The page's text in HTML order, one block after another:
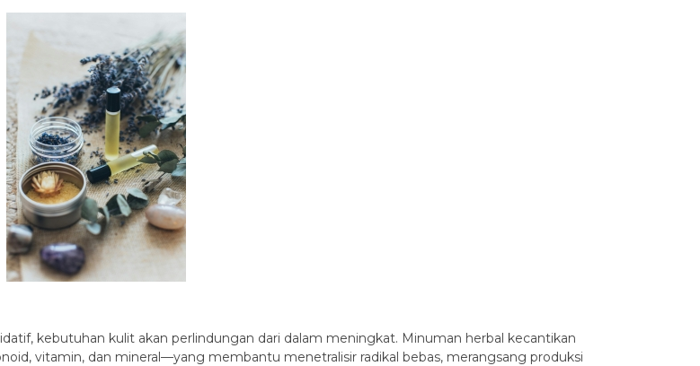
kebutuhan kulit akan perlindungan dari dalam meningkat. Minuman herbal kecantikan
vitamin, dan mineral—yang membantu menetralisir radikal bebas, merangsang produksi